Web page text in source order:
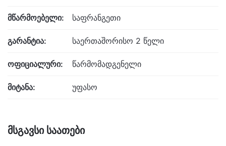
მწარმოებელი: საფრანგეთი
გარანტია: საერთაშორისო 2 წელი
ოფიციალური: წარმომადგენელი
მიტანა: უფასო
მსგავსი საათები